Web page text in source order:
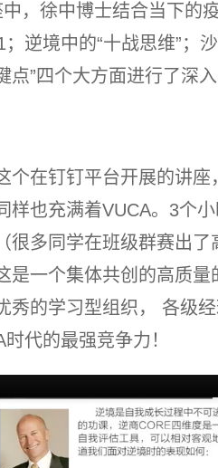
，徐中博士结合当下的
逆境中的“十战思维”；
点”四个大方面进行了深
个在钉钉平台开展的讲
样也充满着VUCA。3个
很多同学在班级群赛出
是一个集体共创的高质
秀的学习型组织， 各级
代的最强竞争力！